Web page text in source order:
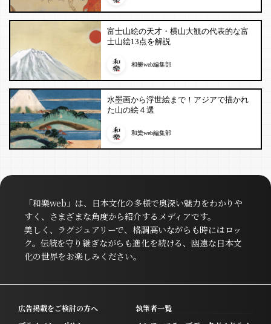
富士山絵の天才・横山大観の代表的な富
士山絵13点を解説
和樂web編集部
水墨画から浮世絵まで！アジアで描かれ
た山の絵４選
和樂web編集部
「和樂web」は、日本文化の多様で奥深い魅力をわかりや
すく、さまざまな角度から紹介するメディアです。
美しく、ラグジュアリーで、格調高いながらも時にはロッ
ク。伝統を守り継ぎながらも進化を続ける、幽遠な日本文
化の世界をお楽しみください。
広告掲載をご検討の方へ
執筆者一覧